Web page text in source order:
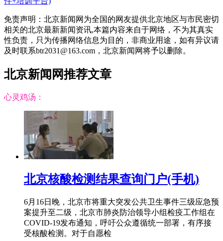
免责声明：北京新闻网为全国的网友提供北京地区与市民密切
相关的北京最新新闻资讯,本篇内容来自于网络，不为其真实
性负责，只为传播网络信息为目的，非商业用途，如有异议请
及时联系btr2031@163.com，北京新闻网将予以删除。
北京新闻网推荐文章
心灵鸡汤：
北京核酸检测结果查询门户(手机)
6月16日晚，北京市将重大突发公共卫生事件三级应急预
案提升至二级，北京市肺炎防治领导小组检疫工作组在
COVID-19发布通知，呼吁公众遵循统一部署，有序接
受核酸检测。对于自愿检